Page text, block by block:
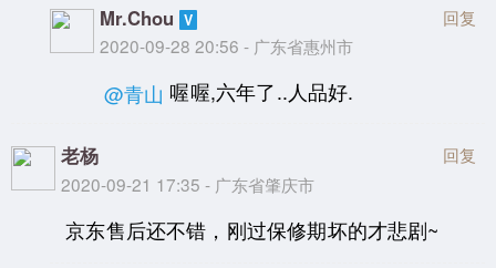
Mr.Chou
2020-09-28 20:56 - 广东省惠州市
回复
@青山 喔喔,六年了..人品好.
老杨
2020-09-21 17:35 - 广东省肇庆市
回复
京东售后还不错，刚过保修期坏的才悲剧~